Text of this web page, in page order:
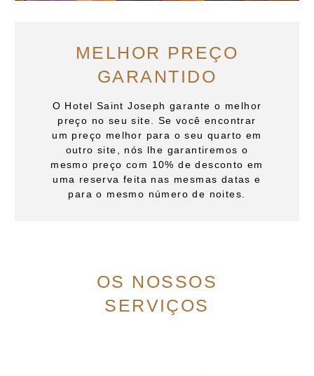
MELHOR PREÇO
GARANTIDO
O Hotel Saint Joseph garante o melhor
preço no seu site. Se você encontrar
um preço melhor para o seu quarto em
outro site, nós lhe garantiremos o
mesmo preço com 10% de desconto em
uma reserva feita nas mesmas datas e
para o mesmo número de noites.
OS NOSSOS
SERVIÇOS